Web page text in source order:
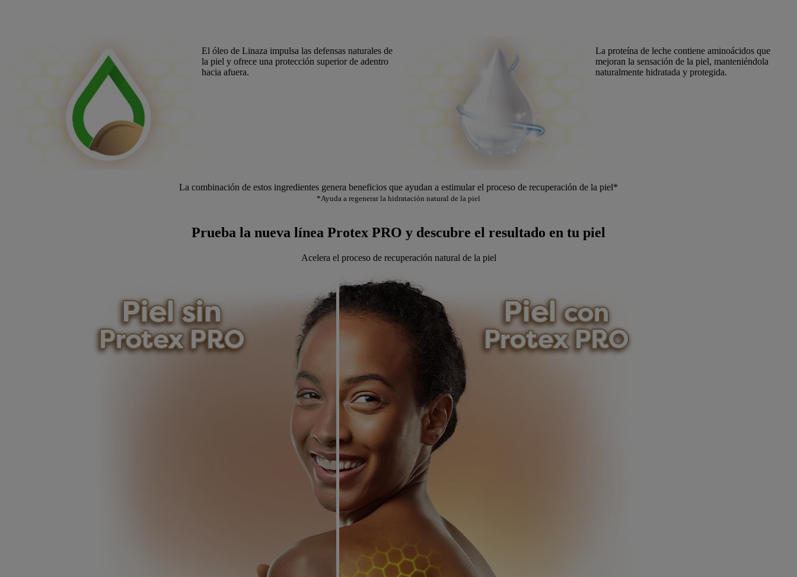
El óleo de Linaza impulsa las defensas naturales de
la piel y ofrece una protección superior de adentro
hacia afuera.
La proteína de leche contiene aminoácidos que
mejoran la sensación de la piel, manteniéndola
naturalmente hidratada y protegida.
La combinación de estos ingredientes genera beneficios que ayudan a estimular el proceso de recuperación de la piel*
*Ayuda a regenerar la hidratación natural de la piel
Prueba la nueva línea Protex PRO y descubre el resultado en tu piel
Acelera el proceso de recuperación natural de la piel